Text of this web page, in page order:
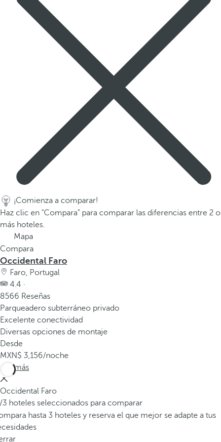
l
a
v
n
t
a
n
a
e
m
e
r
g
n
t
e
.
¡Comienza a comparar!
Haz clic en “Compara” para comparar las diferencias entre 2 o
más hoteles.
Mapa
Compara
Occidental Faro
Faro, Portugal
4.4 ·
8566 Reseñas
Parqueadero subterráneo privado
Excelente conectividad
Diversas opciones de montaje
Desde
3,156/noche
Ver más
Occidental Faro
/3 hoteles seleccionados para comparar
hasta 3 hoteles y reserva el que mejor se adapte a tus